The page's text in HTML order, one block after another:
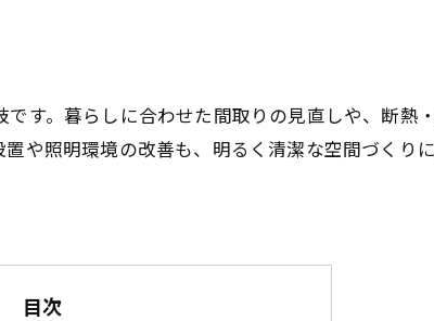
す。暮らしに合わせた間取りの見直しや、断熱
や照明環境の改善も、明るく清潔な空間づくりに
目次